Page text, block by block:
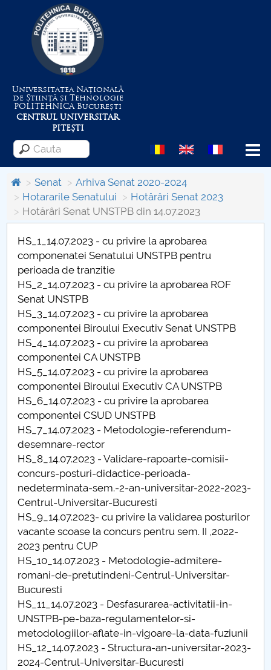
Universitatea Națională
de Știință și Tehnologie
POLITEHNICABucurești
CENTRUL UNIVERSITAR
PITEȘTI
Menu
Despre Universitate
Centrul de Management al Proiectelor
Consiliul de Administratie
Nr. de telefon si adrese Facultăți
Admitere
Români de pretutindeni - ADMITERE
Senat
Facultăți
Studenți
Ghiduri pentru STUDENȚI
Relații Publice
Relații Internaționale
PNRR
Proiect PRIM STUD
Proiect SU-ETIC
Protecția datelor personale
Senat
Arhiva Senat 2020-2024
Hotararile Senatului
Hotărâri Senat 2023
Hotărâri Senat UNSTPB din 14.07.2023
HS_1_14.07.2023 - cu privire la aprobarea
componenatei Senatului UNSTPB pentru
perioada de tranzitie
HS_2_14.07.2023 - cu privire la aprobarea ROF
Senat UNSTPB
HS_3_14.07.2023 - cu privire la aprobarea
componentei Biroului Executiv Senat UNSTPB
HS_4_14.07.2023 - cu privire la aprobarea
componentei CA UNSTPB
HS_5_14.07.2023 - cu privire la aprobarea
componentei Biroului Executiv CA UNSTPB
HS_6_14.07.2023 - cu privire la aprobarea
componentei CSUD UNSTPB
HS_7_14.07.2023 - Metodologie-referendum-
desemnare-rector
HS_8_14.07.2023 - Validare-rapoarte-comisii-
concurs-posturi-didactice-perioada-
nedeterminata-sem.-2-an-universitar-2022-2023-
Centrul-Universitar-Bucuresti
HS_9_14.07.2023- cu privire la validarea posturilor
vacante scoase la concurs pentru sem. II ,2022-
2023 pentru CUP
HS_10_14.07.2023 - Metodologie-admitere-
romani-de-pretutindeni-Centrul-Universitar-
Bucuresti
HS_11_14.07.2023 - Desfasurarea-activitatii-in-
UNSTPB-pe-baza-regulamentelor-si-
metodologiilor-aflate-in-vigoare-la-data-fuziunii
HS_12_14.07.2023 - Structura-an-universitar-2023-
2024-Centrul-Universitar-Bucuresti